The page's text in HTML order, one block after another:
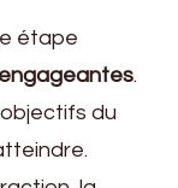
étape
.
du